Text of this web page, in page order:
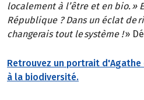
localement à l’être et en bio. »
République ? Dans un éclat de
changerais tout le système !»
Retrouvez un portrait
à la biodiversité.